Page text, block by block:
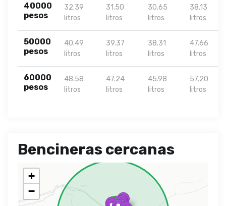
40000
pesos
32.39
litros
31.50
litros
30.65
litros
38.13
litros
50000
pesos
40.49
litros
39.37
litros
38.31
litros
47.66
litros
60000
pesos
48.58
litros
47.24
litros
45.98
litros
57.20
litros
Bencineras cercanas
+
−